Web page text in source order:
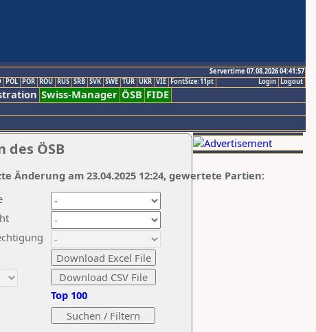
Servertime 07.08.2026 04:41:57
Logout
Login
POL POR ROU RUS SRB SVK SWE TUR UKR VIE FontSize:11pt
Swiss-Manager ÖSB FIDE
des ÖSB
Top 100
Änderung am 23.04.2025 12:24, gewertete Partien: